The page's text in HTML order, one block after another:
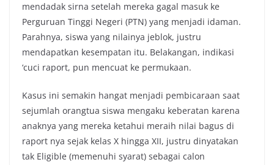
mendadak sirna setelah mereka gagal masuk ke
Perguruan Tinggi Negeri (PTN) yang menjadi idaman.
Parahnya, siswa yang nilainya jeblok, justru
mendapatkan kesempatan itu. Belakangan, indikasi
‘cuci raport, pun mencuat ke permukaan.
Kasus ini semakin hangat menjadi pembicaraan saat
sejumlah orangtua siswa mengaku keberatan karena
anaknya yang mereka ketahui meraih nilai bagus di
raport nya sejak kelas X hingga XII, justru dinyatakan
tak Eligible (memenuhi syarat) sebagai calon